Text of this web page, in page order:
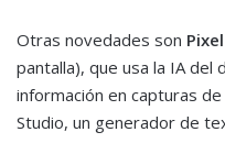
Otras novedades son
pantalla), que usa la IA
información en capturas
Studio, un generador de